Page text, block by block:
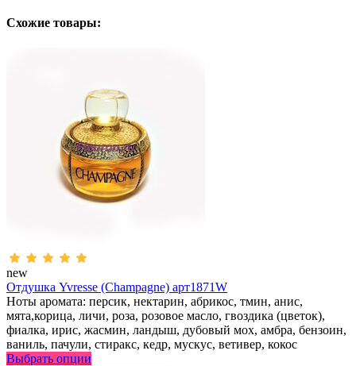
Схожие товары:
new
Отдушка Yvresse (Champagne) арт1871W
Ноты аромата: персик, нектарин, абрикос, тмин, анис,
мята,корица, личи, роза, розовое масло, гвоздика (цветок),
фиалка, ирис, жасмин, ландыш, дубовый мох, амбра, бензоин,
ваниль, пачули, стиракс, кедр, мускус, ветивер, кокос
Выбрать опции